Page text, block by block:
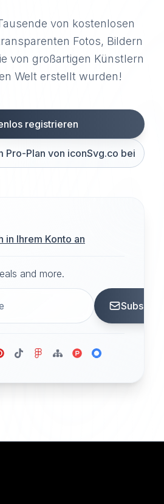
von kostenlosen
Fotos, Bildern
von großartigen Künstlern
Welt erstellt wurden!
registrieren
Pro-Plan von iconSvg.co bei
in Ihrem Konto an
and more.